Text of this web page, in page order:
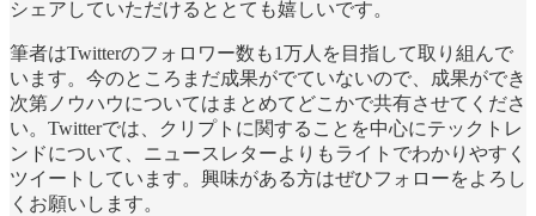
シェアしていただけるととても嬉しいです。
筆者はTwitterのフォロワー数も1万人を目指して取り組んで
います。今のところまだ成果がでていないので、成果ができ
次第ノウハウについてはまとめてどこかで共有させてくださ
い。Twitterでは、クリプトに関することを中心にテックトレ
ンドについて、ニュースレターよりもライトでわかりやすく
ツイートしています。興味がある方はぜひフォローをよろし
くお願いします。